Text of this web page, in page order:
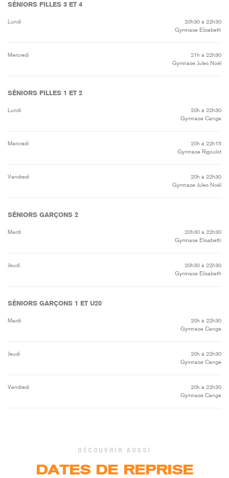
SÉNIORS FILLES 3 ET 4
Lundi
20h30 à 22h30
Gymnase Elisabeth
Mercredi
21h à 22h30
Gymnase Jules Noël
SÉNIORS FILLES 1 ET 2
Lundi
20h à 22h30
Gymnase Cange
Mercredi
20h à 22h15
Gymnase Rigoulot
Vendredi
20h à 22h30
Gymnase Jules Noël
SÉNIORS GARÇONS 2
Mardi
20h30 à 22h30
Gymnase Elisabeth
Jeudi
20h30 à 22h30
Gymnase Elisabeth
SÉNIORS GARÇONS 1 ET U20
Mardi
20h à 22h30
Gymnase Cange
Jeudi
20h à 22h30
Gymnase Cange
Vendredi
20h à 22h30
Gymnase Cange
DÉCOUVRIR AUSSI
DATES DE REPRISE